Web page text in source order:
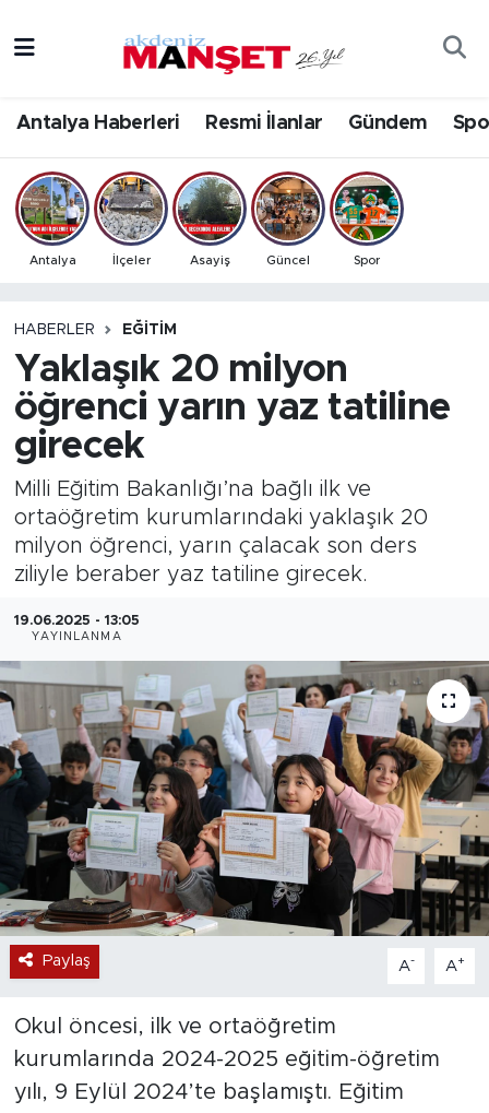
Antalya Haberleri Resmi İlanlar Gündem
Antalya İlçeler Asayiş Güncel Spor
HABERLER EĞITIM
Yaklaşık 20 milyon
öğrenci yarın yaz tatiline
girecek
Milli Eğitim Bakanlığı’na bağlı ilk ve
ortaöğretim kurumlarındaki yaklaşık 20
milyon öğrenci, yarın çalacak son ders
ziliyle beraber yaz tatiline girecek.
19.06.2025 - 13:05
YAYINLANMA
Paylaş A- A+
Okul öncesi, ilk ve ortaöğretim
kurumlarında 2024-2025 eğitim-öğretim
yılı, 9 Eylül 2024’te başlamıştı. Eğitim
Bilim & Teknoloji
Eğitim
Ekonomi
Gündem
İlçeler
Magazin
Özel Haber
Politika
Resmi İlanlar
Sağlık
Spor
Turizm
Antalya Hava Durumu
Antalya Namaz Vakitleri
Antalya Trafik Yoğunluk Haritası
Tüm Manşetler
Son Dakika Haberleri